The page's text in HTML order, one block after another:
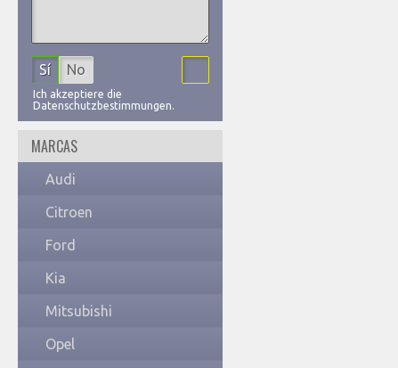
Sí No
Ich akzeptiere die
Datenschutzbestimmungen.
MARCAS
Audi
Citroen
Ford
Kia
Mitsubishi
Opel